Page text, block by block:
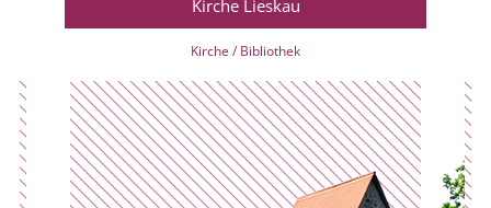
Kirche Lieskau
Kirche / Bibliothek